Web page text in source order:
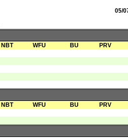
05/
NBT WFU BU PRV
NBT WFU BU PRV